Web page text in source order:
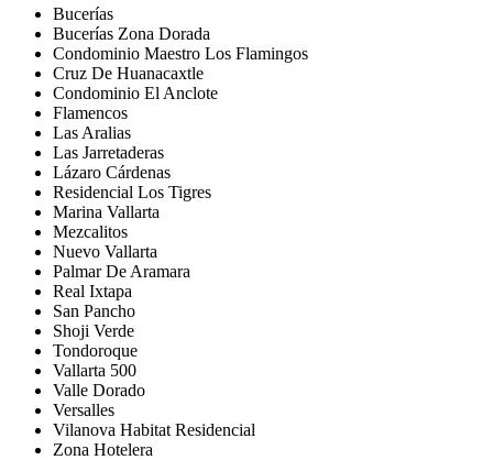
Bucerías
Bucerías Zona Dorada
Condominio Maestro Los Flamingos
Cruz De Huanacaxtle
Condominio El Anclote
Flamencos
Las Aralias
Las Jarretaderas
Lázaro Cárdenas
Residencial Los Tigres
Marina Vallarta
Mezcalitos
Nuevo Vallarta
Palmar De Aramara
Real Ixtapa
San Pancho
Shoji Verde
Tondoroque
Vallarta 500
Valle Dorado
Versalles
Vilanova Habitat Residencial
Zona Hotelera